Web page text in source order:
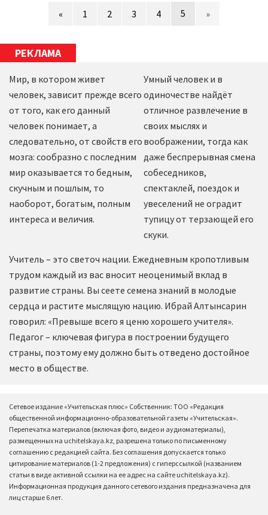
« 1 2 3 4 5 »
РЕКЛАМА
Мир, в котором живет
человек, зависит прежде всего
от того, как его данный
человек понимает, а
следовательно, от свойств его
мозга: сообразно с последним
мир оказывается то бедным,
скучным и пошлым, то
наоборот, богатым, полным
интереса и величия.
Умный человек и в
одиночестве найдёт
отличное развлечение в
своих мыслях и
воображении, тогда как
даже беспрерывная смена
собеседников,
спектаклей, поездок и
увеселений не оградит
тупицу от терзающей его
скуки.
Учитель – это светоч нации. Ежедневным кропотливым
трудом каждый из вас вносит неоценимый вклад в
развитие страны. Вы сеете семена знаний в молодые
сердца и растите мыслящую нацию. Ибрай Алтынсарин
говорил: «Превыше всего я ценю хорошего учителя».
Педагог – ключевая фигура в построении будущего
страны, поэтому ему должно быть отведено достойное
место в обществе.
Сетевое издание «Учительская плюс» Собственник: ТОО «Редакция
общественной информационно-образовательной газеты «Учительская».
Перепечатка материалов (включая фото, видео и аудиоматериалы),
размещенных на uchitelskaya.kz, разрешена только по письменному
соглашению с редакцией сайта. Без соглашения допускается только
цитирование материалов (1-2 предложения) с гиперссылкой (названием
статьи в виде активной ссылки на ее адрес на сайте uchitelskaya.kz).
Информационная продукция данного сетевого издания предназначена для
лиц старше 6 лет.